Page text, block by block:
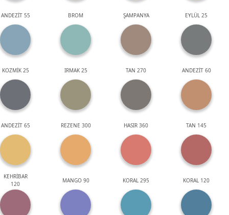
ANDEZİT 55 BROM ŞAMPANYA EYLÜL 25
KOZMİK 25 IRMAK 25 TAN 270 ANDEZİT 60
ANDEZİT 65 REZENE 300 HASIR 360 TAN 145
KEHRİBAR
120
MANGO 90 KORAL 295 KORAL 120